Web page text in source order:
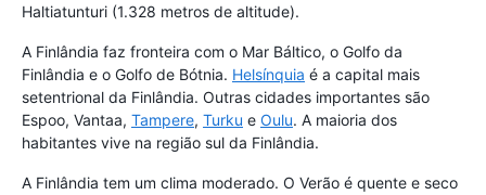
Haltiatunturi (1.328 metros de altitude).
A Finlândia faz fronteira com o Mar Báltico, o Golfo da
Finlândia e o Golfo de Bótnia. Helsínquia é a capital mais
setentrional da Finlândia. Outras cidades importantes são
Espoo, Vantaa, Tampere, Turku e Oulu. A maioria dos
habitantes vive na região sul da Finlândia.
A Finlândia tem um clima moderado. O Verão é quente e seco